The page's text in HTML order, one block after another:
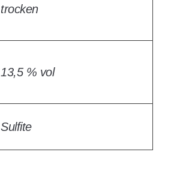
trocken
13,5 % vol
Sulfite